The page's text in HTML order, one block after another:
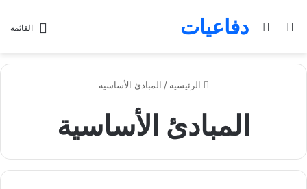
القائمة دفاعياتبحث عنالوضع المظلم
الرئيسية / المبادئ الأساسية
المبادئ الأساسية